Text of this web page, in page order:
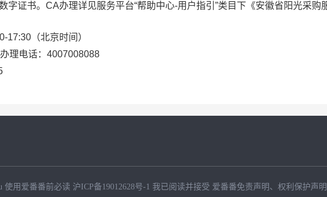
字证书。CA办理详见服务平台“帮助中心-用户指引”类目下《安徽省阳光采购
17:30（北京时间）
理电话：4007008088
使用爱番番前必读 沪ICP备19012628号-1 我已阅读并接受 爱番番免责声明 、 权利保护声明